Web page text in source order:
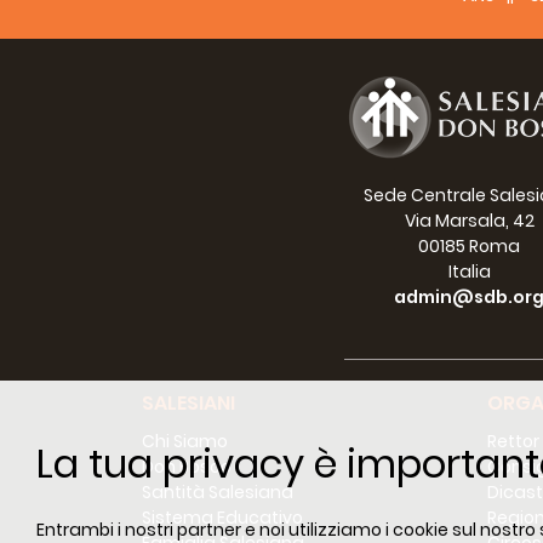
La tua privacy è
Entrambi i nostri partner e noi utilizziamo i cookie sul
In
Il
In
Sede Centrale
Via Marsala, 42
00185 Roma
Italia
admin@sdb.org
Chi Siamo
Don Bosco
Santità Salesiana
Sistema Educativo
Regioni